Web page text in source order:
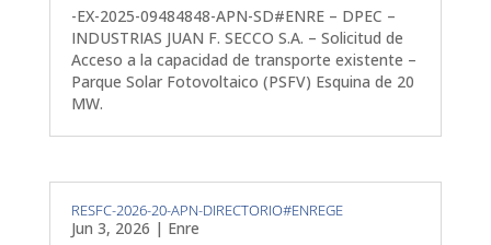
-EX-2025-09484848-APN-SD#ENRE – DPEC –
INDUSTRIAS JUAN F. SECCO S.A. – Solicitud de
Acceso a la capacidad de transporte existente –
Parque Solar Fotovoltaico (PSFV) Esquina de 20
MW.
RESFC-2026-20-APN-DIRECTORIO#ENREGE
Jun 3, 2026 | Enre